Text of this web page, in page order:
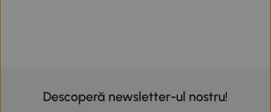
Descoperă newsletter-ul nostru!